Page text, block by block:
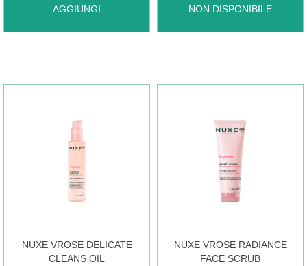
AGGIUNGI
AGGIUNGI NUXE
NETTOYANT
NON DISPONIBILE
NUXE
MILK NON
NUXE VROSE DELICATE
CLEANS OIL
NUXE VROSE RADIANCE
FACE SCRUB